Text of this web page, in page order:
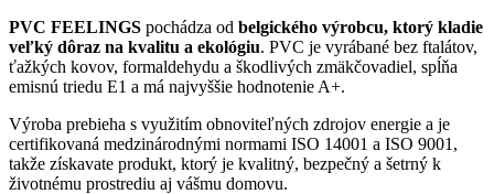
PVC FEELINGS pochádza od belgického výrobcu, ktorý kladie
veľký dôraz na kvalitu a ekológiu. PVC je vyrábané bez ftalátov,
ťažkých kovov, formaldehydu a škodlivých zmäkčovadiel, spĺňa
emisnú triedu E1 a má najvyššie hodnotenie A+.
Výroba prebieha s využitím obnoviteľných zdrojov energie a je
certifikovaná medzinárodnými normami ISO 14001 a ISO 9001,
takže získavate produkt, ktorý je kvalitný, bezpečný a šetrný k
životnému prostrediu aj vášmu domovu.